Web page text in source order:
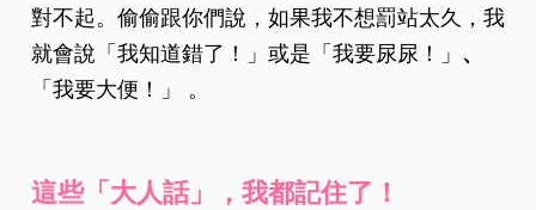
對不起。偷偷跟你們說，如果我不想罰站太久，我
就會說「我知道錯了！」或是「我要尿尿！」 、
「我要大便！」 。
這些「大人話」，我都記住了！